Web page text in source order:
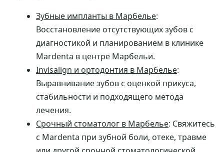
Зубные импланты в Марбелье:
Восстановление отсутствующих зубов с
диагностикой и планированием в клинике
Mardenta в центре Марбельи.
Invisalign и ортодонтия в Марбелье:
Выравнивание зубов с оценкой прикуса,
стабильности и подходящего метода
лечения.
Срочный стоматолог в Марбелье: Свяжитесь
с Mardenta при зубной боли, отеке, травме